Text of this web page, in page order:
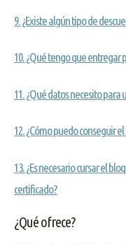
9. ¿Existe algún tipo de
10. ¿Qué tengo que entregar
11. ¿Qué datos necesito
12. ¿Cómo puedo conseguir
13. ¿Es necesario cursar el
certificado?
¿Qué ofrece?